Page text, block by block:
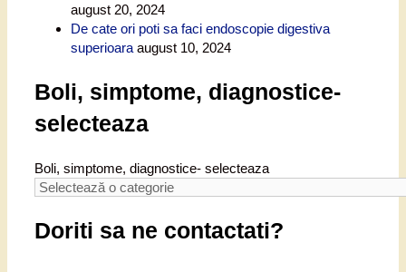
august 20, 2024
De cate ori poti sa faci endoscopie digestiva
superioara august 10, 2024
Boli, simptome, diagnostice-
selecteaza
Boli, simptome, diagnostice- selecteaza
Doriti sa ne contactati?